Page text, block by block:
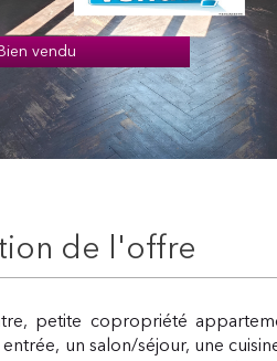
Bien vendu
de l'offre
petite copropriété
un salon/séjour, une